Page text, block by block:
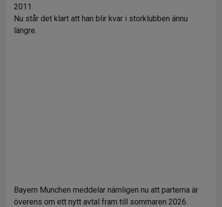
2011.
Nu står det klart att han blir kvar i storklubben ännu
längre.
Bayern Munchen meddelar nämligen nu att parterna är
överens om ett nytt avtal fram till sommaren 2026.